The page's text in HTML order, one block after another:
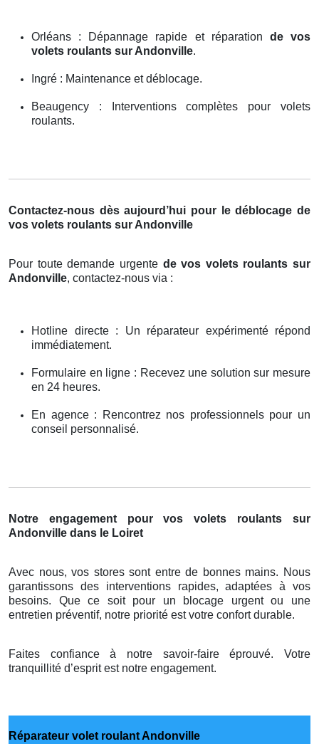
Orléans : Dépannage rapide et réparation de vos
volets roulants sur Andonville.
Ingré : Maintenance et déblocage.
Beaugency : Interventions complètes pour volets
roulants.
Contactez-nous dès aujourd’hui pour le déblocage de
vos volets roulants sur Andonville
Pour toute demande urgente de vos volets roulants sur
Andonville, contactez-nous via :
Hotline directe : Un réparateur expérimenté répond
immédiatement.
Formulaire en ligne : Recevez une solution sur mesure
en 24 heures.
En agence : Rencontrez nos professionnels pour un
conseil personnalisé.
Notre engagement pour vos volets roulants sur
Andonville dans le Loiret
Avec nous, vos stores sont entre de bonnes mains. Nous
garantissons des interventions rapides, adaptées à vos
besoins. Que ce soit pour un blocage urgent ou une
entretien préventif, notre priorité est votre confort durable.
Faites confiance à notre savoir-faire éprouvé. Votre
tranquillité d’esprit est notre engagement.
Réparateur volet roulant Andonville